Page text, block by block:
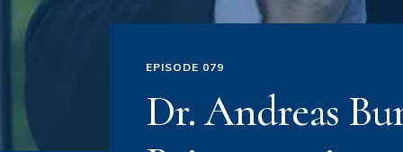
EPISODE 079
Dr. Andreas